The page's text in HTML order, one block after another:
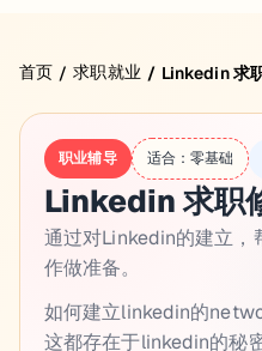
首页 / 求职就业 / Linkedin 求
职业辅导 适合：零基础
Linkedin 求职
通过对Linkedin的建立，
作做准备。
如何建立linkedin的
这都存在于linkedin的秘